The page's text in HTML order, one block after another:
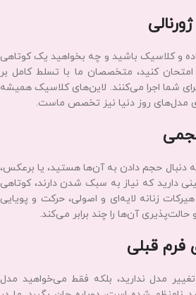
ما طیف گسترده‌ای از خدمات را برای خلق
انواع کوتاهی مو با توجه به نیاز و سلیقه
متناسب با فرم صورت
مرحله، گفتگوی ما با شماست. در این
صورت، جنس موها و سلیقه شخصی شما بررسی
متنوع از جدیدترین مدل کوتاهی مو زنانه، به
انتخاب را داشته باشید.
و کلاسیک باشید و چه بخواهید یک کوتاهی
امتحان کنید، متخصصان ما با تسلط کامل بر
شما اجرا می‌کنند. لاین‌های کلاسیک همیشه
مدل‌های روز دنیا نیز تخصص ماست.